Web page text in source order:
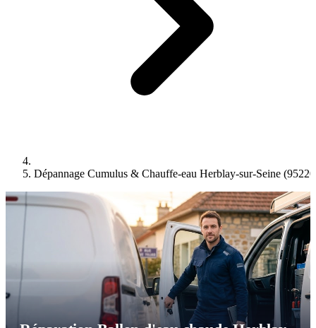
Dépannage Cumulus & Chauffe-eau Herblay-sur-Seine